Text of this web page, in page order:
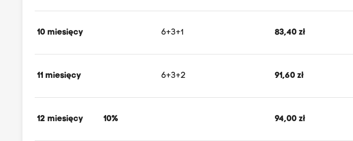
10 miesięcy 6+3+1 83,40 zł
11 miesięcy 6+3+2 91,60 zł
12 miesięcy 10% 94,00 zł